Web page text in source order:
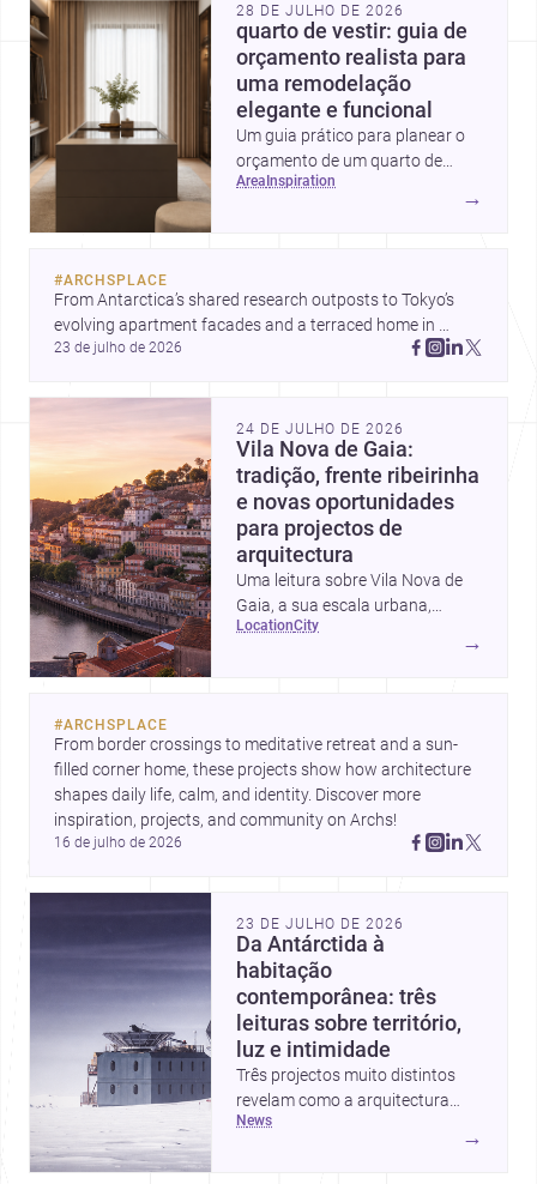
28 DE JULHO DE 2026
quarto de vestir: guia de
orçamento realista para
uma remodelação
elegante e funcional
Um guia prático para planear o
orçamento de um quarto de
vestir em Portugal, com
area inspiration
→
#ARCHSPLACE
From Antarctica’s shared research outposts to Tokyo’s
evolving apartment facades and a terraced home in
Amman, these projects show how architecture adapts to
23 de julho de 2026
24 DE JULHO DE 2026
Vila Nova de Gaia:
tradição, frente ribeirinha
e novas oportunidades
para projectos de
arquitectura
Uma leitura sobre Vila Nova de
Gaia, a sua escala urbana,
património arquitectónico e
<a
href="https://www.archsplace.pt/
nova-de-gaia">construtoras</a>
para iniciar um projecto.
location city
→
#ARCHSPLACE
From border crossings to meditative retreat and a sun-
filled corner home, these projects show how architecture
shapes daily life, calm, and identity. Discover more
inspiration, projects, and community on Archs!
16 de julho de 2026
23 DE JULHO DE 2026
Da Antárctida à
habitação
contemporânea: três
leituras sobre território,
luz e intimidade
Três projectos muito distintos
revelam como a arquitectura
pode responder a contextos
news
→